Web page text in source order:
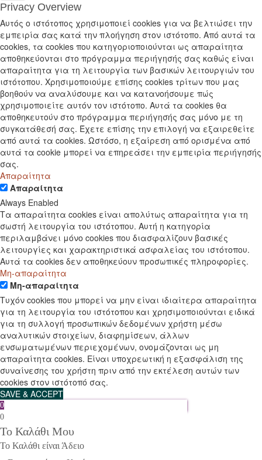
Privacy Overview
Αυτός ο ιστότοπος χρησιμοποιεί cookies για να βελτιώσει την
εμπειρία σας κατά την πλοήγηση στον ιστότοπο. Από αυτά τα
cookies, τα cookies που κατηγοριοποιούνται ως απαραίτητα
αποθηκεύονται στο πρόγραμμα περιήγησής σας καθώς είναι
απαραίτητα για τη λειτουργία των βασικών λειτουργιών του
ιστότοπου. Χρησιμοποιούμε επίσης cookies τρίτων που μας
βοηθούν να αναλύσουμε και να κατανοήσουμε πώς
χρησιμοποιείτε αυτόν τον ιστότοπο. Αυτά τα cookies θα
αποθηκευτούν στο πρόγραμμα περιήγησής σας μόνο με τη
συγκατάθεσή σας. Έχετε επίσης την επιλογή να εξαιρεθείτε
από αυτά τα cookies. Ωστόσο, η εξαίρεση από ορισμένα από
αυτά τα cookie μπορεί να επηρεάσει την εμπειρία περιήγησής
σας.
Απαραίτητα
Απαραίτητα
Always Enabled
Τα απαραίτητα cookies είναι απολύτως απαραίτητα για τη
σωστή λειτουργία του ιστότοπου. Αυτή η κατηγορία
περιλαμβάνει μόνο cookies που διασφαλίζουν βασικές
λειτουργίες και χαρακτηριστικά ασφαλείας του ιστότοπου.
Αυτά τα cookies δεν αποθηκεύουν προσωπικές πληροφορίες.
Μη-απαραίτητα
Μη-απαραίτητα
Τυχόν cookies που μπορεί να μην είναι ιδιαίτερα απαραίτητα
για τη λειτουργία του ιστότοπου και χρησιμοποιούνται ειδικά
για τη συλλογή προσωπικών δεδομένων χρήστη μέσω
αναλυτικών στοιχείων, διαφημίσεων, άλλων
ενσωματωμένων περιεχομένων, ονομάζονται ως μη
απαραίτητα cookies. Είναι υποχρεωτική η εξασφάλιση της
συναίνεσης του χρήστη πριν από την εκτέλεση αυτών των
cookies στον ιστότοπό σας.
SAVE & ACCEPT
0
0
Το Καλάθι Μου
Το Καλάθι είναι Άδειο